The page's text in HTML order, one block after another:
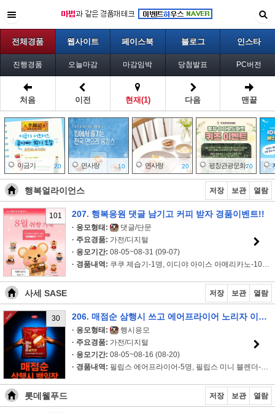
전체경품 웹사이트 페이스북 블로그 인스타
진행경품 오늘마감 마감임박 당첨발표 PC버전
처음 이전 현재(1) 다음 맨끝
이금기 20 평창관광문화..70
온국민평생배..220 백설
면사랑 20
면사랑 10
한국환경보전..20
행복얼라이언스 저장 보관 열람
101 207. 행복응원 댓글 남기고 커피 받자 경품이벤트!!
· 응모형태:
댓글/단문
· 주요경품: 가전/디지털
· 응모기간: 08-05~08-31 (09-07)
· 경품내역: 쿠쿠 제습기-1명, 이디야 아이스 아메리카노-100명
사세 SASE 저장 보관 열람
30 206. 매점순 삼행시 쓰고 에어프라이어 노리자 이벤트!!
· 응모형태:
행시응모
· 주요경품: 가전/디지털
· 응모기간: 08-05~08-16 (08-20)
· 경품내역: 필립스 에어프라이어-5명, 필립스 미니 블렌더-5명, 매점순 1봉-2..
롯데웰푸드 저장 보관 열람